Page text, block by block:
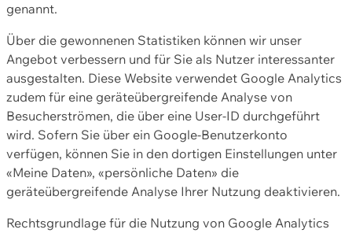
genannt.
Über die gewonnenen Statistiken können wir unser
Angebot verbessern und für Sie als Nutzer interessanter
ausgestalten. Diese Website verwendet Google Analytics
zudem für eine geräteübergreifende Analyse von
Besucherströmen, die über eine User-ID durchgeführt
wird. Sofern Sie über ein Google-Benutzerkonto
verfügen, können Sie in den dortigen Einstellungen unter
«Meine Daten», «persönliche Daten» die
geräteübergreifende Analyse Ihrer Nutzung deaktivieren.
Rechtsgrundlage für die Nutzung von Google Analytics